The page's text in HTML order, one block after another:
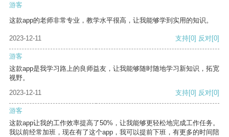
游客
这款app的老师非常专业，教学水平很高，让我能够学到实用的知识。
2023-12-11 支持[0] 反对[0]
游客
这款app是我学习路上的良师益友，让我能够随时随地学习新知识，拓宽
视野。
2023-12-11
支持[0] 反对[0]
游客
这款app让我的工作效率提高了50%，让我能够更轻松地完成工作任务。
我以前经常加班，现在有了这个app，我可以提前下班，有更多的时间陪